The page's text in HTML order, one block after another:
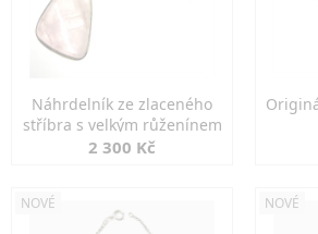
Náhrdelník ze zlaceného
stříbra s velkým růženínem
2 300 Kč
NOVÉ NOVÉ